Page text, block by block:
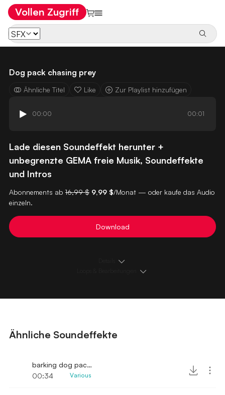
Vollen Zugriff
Dog pack chasing prey
Ähnliche Titel Like Zur Playlist hinzufügen
00:00 00:01
Lade diesen Soundeffekt herunter +
unbegrenzte GEMA freie Musik, Soundeffekte
und Intros
Abonnements ab 16,99 $ 9,99 $/Monat — oder kaufe das Audio
einzeln.
Download
Ähnliche Soundeffekte
barking dog pack SFX
00:34
Various